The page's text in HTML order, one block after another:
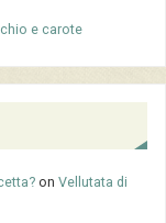
e carote
onVellutata di